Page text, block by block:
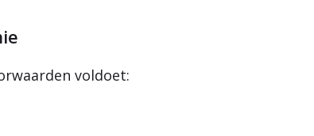
voldoet: